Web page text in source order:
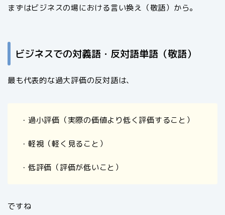
まずはビジネスの場における言い換え（敬語）から。
ビジネスでの対義語・反対語単語（敬語）
最も代表的な過大評価の反対語は、
・過小評価（実際の価値より低く評価すること）
・軽視（軽く見ること）
・低評価（評価が低いこと）
ですね